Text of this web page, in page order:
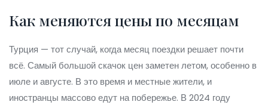
Как меняются цены по месяцам
Турция — тот случай, когда месяц поездки решает почти
всё. Самый большой скачок цен заметен летом, особенно в
июле и августе. В это время и местные жители, и
иностранцы массово едут на побережье. В 2024 году